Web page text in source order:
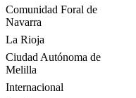
Comunidad Foral de
Navarra
La Rioja
Ciudad Autónoma de
Melilla
Internacional